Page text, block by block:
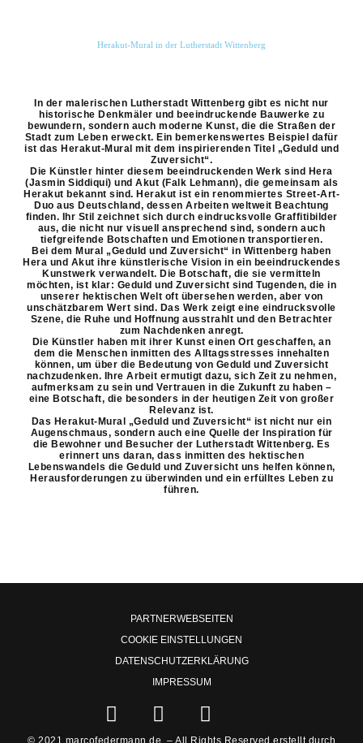
Herakut-Mural in der Lutherstadt Wittenberg
In der malerischen Lutherstadt Wittenberg gibt es nicht nur
historische Denkmäler und beeindruckende Bauwerke zu
bewundern, sondern auch moderne Kunst, die die Straßen der
Stadt zum Leben erweckt. Ein bemerkenswertes Beispiel dafür
ist das Herakut-Mural mit dem inspirierenden Titel „Geduld und
Zuversicht“.
Die Künstler hinter diesem beeindruckenden Werk sind Hera
(Jasmin Siddiqui) und Akut (Falk Lehmann), die gemeinsam als
Herakut bekannt sind. Herakut ist ein renommiertes Street-Art-
Duo aus Deutschland, dessen Arbeiten weltweit Beachtung
finden. Ihr Stil zeichnet sich durch eindrucksvolle Graffitibilder
aus, die nicht nur visuell ansprechend sind, sondern auch
tiefgreifende Botschaften und Emotionen transportieren.
Bei dem Mural „Geduld und Zuversicht“ in Wittenberg haben
Hera und Akut ihre künstlerische Vision in ein beeindruckendes
Kunstwerk verwandelt. Die Botschaft, die sie vermitteln
möchten, ist klar: Geduld und Zuversicht sind Tugenden, die in
unserer hektischen Welt oft übersehen werden, aber von
unschätzbarem Wert sind. Das Werk zeigt eine eindrucksvolle
Szene, die Ruhe und Hoffnung ausstrahlt und den Betrachter
zum Nachdenken anregt.
Die Künstler haben mit ihrer Kunst einen Ort geschaffen, an
dem die Menschen inmitten des Alltagsstresses innehalten
können, um über die Bedeutung von Geduld und Zuversicht
nachzudenken. Ihre Arbeit ermutigt dazu, sich Zeit zu nehmen,
aufmerksam zu sein und Vertrauen in die Zukunft zu haben –
eine Botschaft, die besonders in der heutigen Zeit von großer
Relevanz ist.
Das Herakut-Mural „Geduld und Zuversicht“ ist nicht nur ein
Augenschmaus, sondern auch eine Quelle der Inspiration für
die Bewohner und Besucher der Lutherstadt Wittenberg. Es
erinnert uns daran, dass inmitten des hektischen
Lebenswandels die Geduld und Zuversicht uns helfen können,
Herausforderungen zu überwinden und ein erfülltes Leben zu
führen.
PARTNERWEBSEITEN
COOKIE EINSTELLUNGEN
DATENSCHUTZERKLÄRUNG
IMPRESSUM
F
a
I
n
F
l